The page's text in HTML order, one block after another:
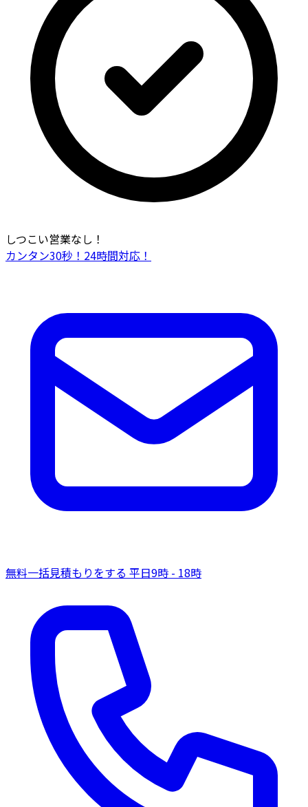
しつこい営業なし！
カンタン30秒！24時間対応！
無料一括見積もりをする 平日9時 - 18時